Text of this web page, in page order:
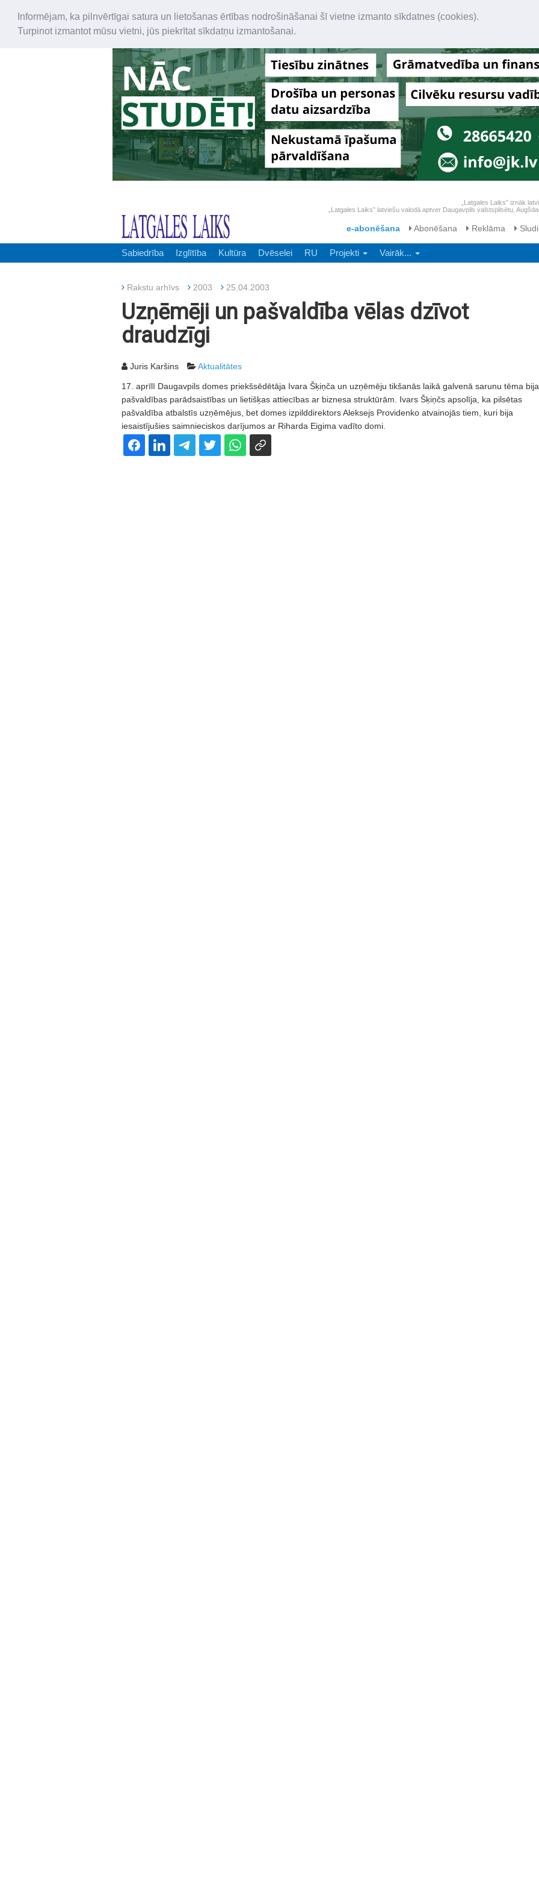
Informējam, ka pilnvērtīgai satura un lietošanas ērtības nodrošināšanai šī vietne izmanto sīkdatnes (cookies).
Turpinot izmantot mūsu vietni, jūs piekrītat sīkdatņu izmantošanai.
„Latgales Laiks” iznāk
„Latgales Laiks” latviešu valodā aptver Daugavpils valstspilsētu,
e-abonēšana Abonēšana Reklāma
Sabiedrība Izglītība Kultūra Dvēselei RU Projekti Vairāk...
Rakstu arhīvs 2003 25.04.2003
Uzņēmēji un pašvaldība vēlas dzīvot
draudzīgi
Juris Karšins Aktualitātes
17. aprīlī Daugavpils domes priekšsēdētāja Ivara Šķiņča un uzņēmēju tikšanās laikā galvenā sarunu tēma bija
pašvaldības parādsaistības un lietišķas attiecības ar biznesa struktūrām. Ivars Šķiņčs apsolīja, ka pilsētas
pašvaldība atbalstīs uzņēmējus, bet domes izpilddirektors Aleksejs Providenko atvainojās tiem, kuri bija
iesaistījušies saimnieciskos darījumos ar Riharda Eigima vadīto domi.